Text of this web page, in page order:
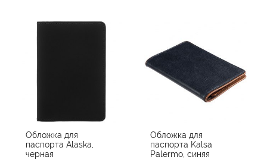
Обложка для
паспорта Alaska,
черная
Обложка для
паспорта Kalsa
Palermo, синяя